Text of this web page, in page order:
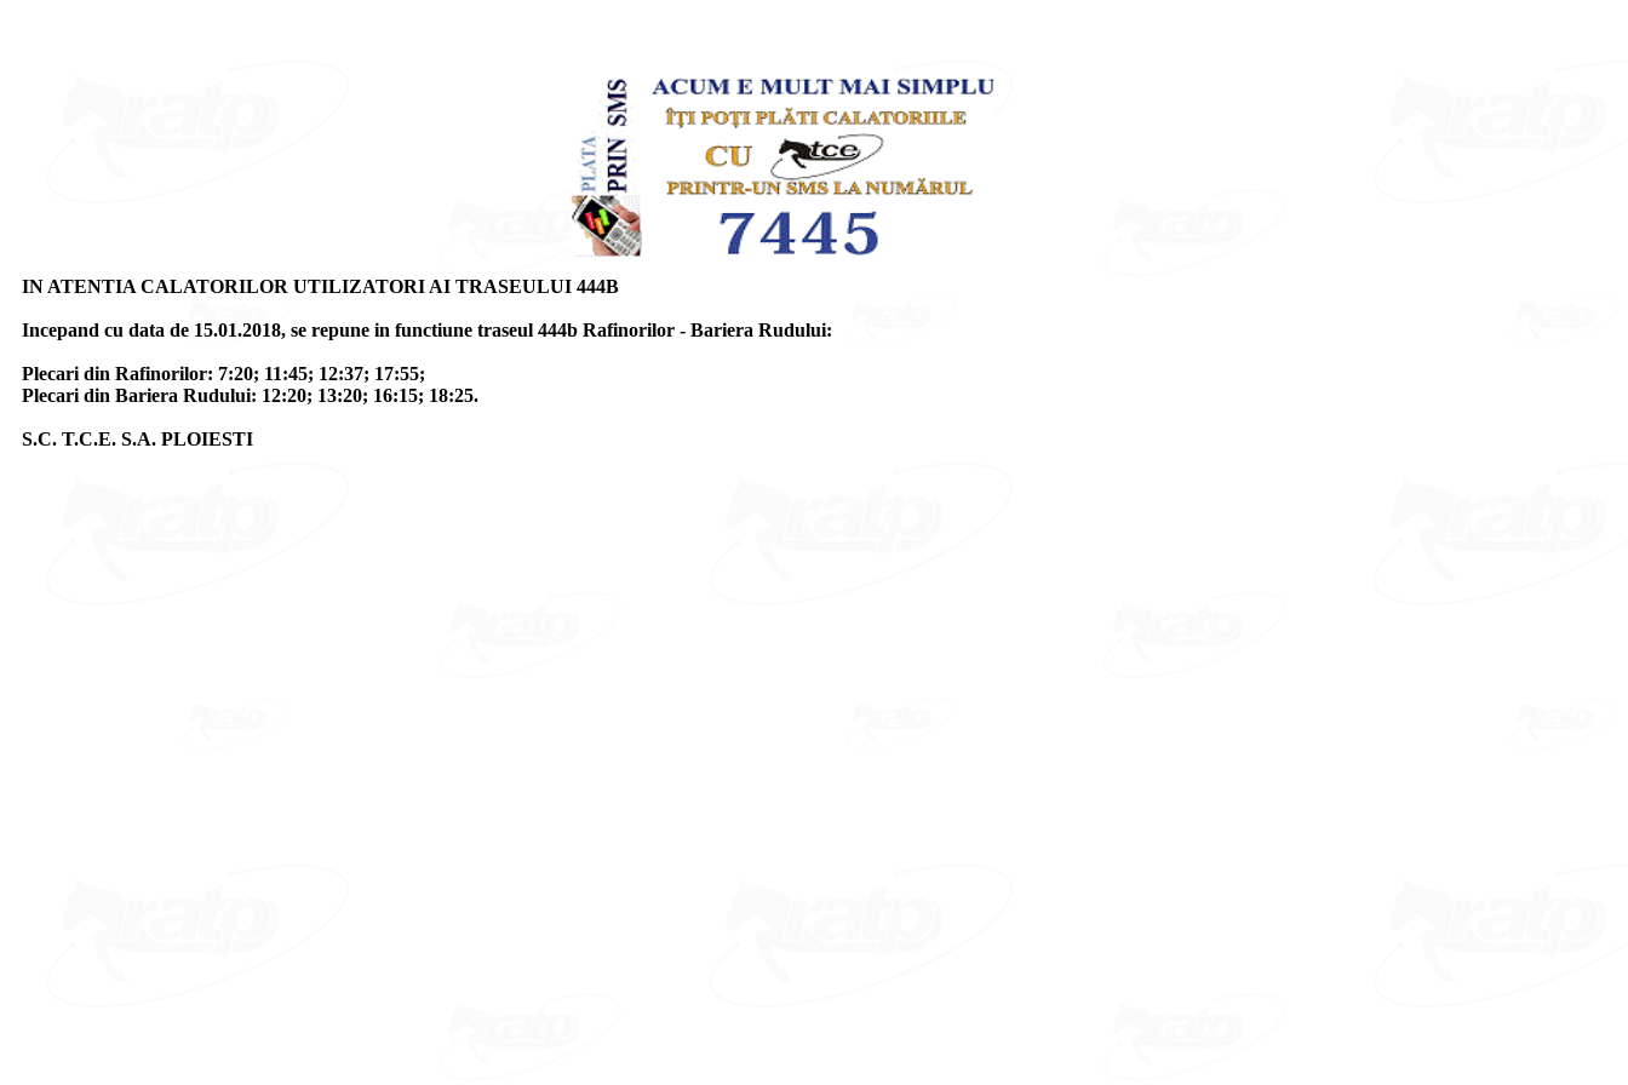
IN ATENTIA CALATORILOR UTILIZATORI AI TRASEULUI 444B
Incepand cu data de 15.01.2018, se repune in functiune traseul 444b Rafinorilor - Bariera Rudului:
Plecari din Rafinorilor: 7:20; 11:45; 12:37; 17:55;
Plecari din Bariera Rudului: 12:20; 13:20; 16:15; 18:25.
S.C. T.C.E. S.A. PLOIESTI